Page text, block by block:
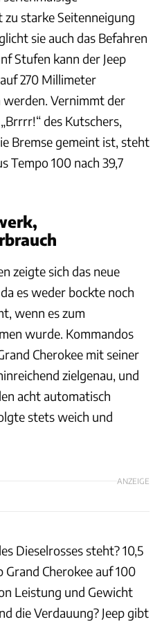
starke Seitenneigung
sie auch das Befahren
Stufen kann der Jeep
270 Millimeter
Vernimmt der
des Kutschers,
Bremse gemeint ist, steht
Tempo 100 nach 39,7
zeigte sich das neue
es weder bockte noch
wenn es zum
wurde. Kommandos
Cherokee mit seiner
zielgenau, und
acht automatisch
stets weich und
ANZEIGE
Dieselrosses steht? 10,5
Grand Cherokee auf 100
Leistung und Gewicht
die Verdauung? Jeep gibt